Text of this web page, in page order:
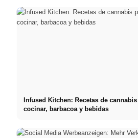
Infused Kitchen: Recetas de
cocinar, barbacoa y bebidas